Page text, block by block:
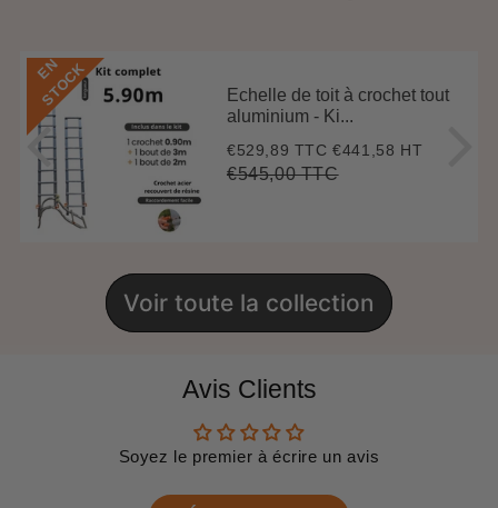
E
N
S
T
O
C
K
Echelle de toit à crochet tout
aluminium - Ki...
Prix
réduit
€529,89 TTC€529,89
€441,58 HT
Prix
€545,00 TTC€545,00
Voir toute la collection
Avis Clients
Soyez le premier à écrire un avis